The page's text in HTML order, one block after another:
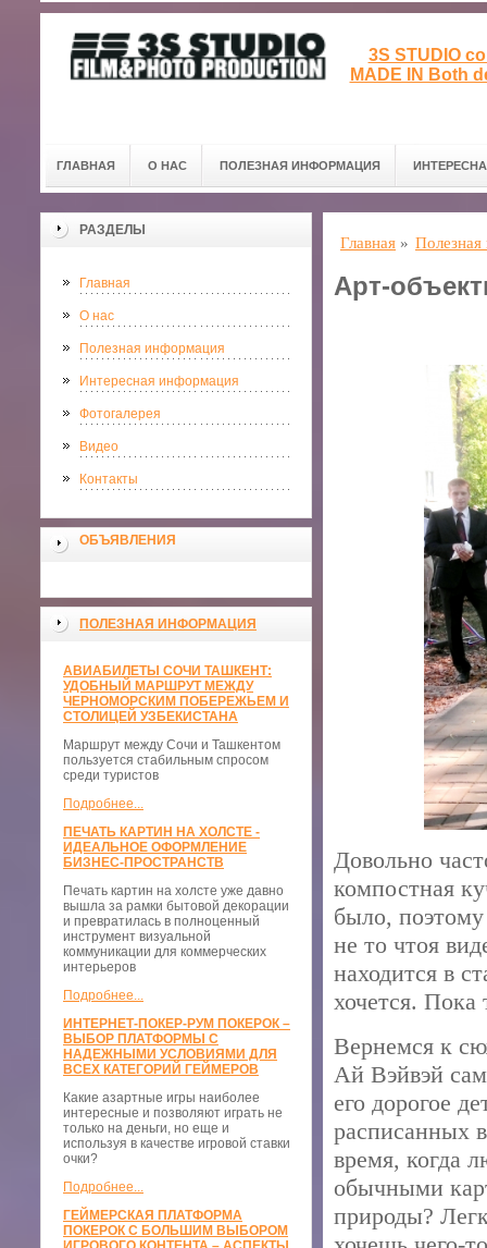
3S STUDIO
MADE IN Both
ГЛАВНАЯ О НАС ПОЛЕЗНАЯ ИНФОРМАЦИЯ
РАЗДЕЛЫ
Главная
О нас
Полезная информация
Интересная информация
Фотогалерея
Видео
Контакты
ОБЪЯВЛЕНИЯ
ПОЛЕЗНАЯ ИНФОРМАЦИЯ
АВИАБИЛЕТЫ СОЧИ ТАШКЕНТ:
УДОБНЫЙ МАРШРУТ МЕЖДУ
ЧЕРНОМОРСКИМ ПОБЕРЕЖЬЕМ И
СТОЛИЦЕЙ УЗБЕКИСТАНА
Маршрут между Сочи и Ташкентом
пользуется стабильным спросом
среди туристов
Подробнее...
ПЕЧАТЬ КАРТИН НА ХОЛСТЕ -
ИДЕАЛЬНОЕ ОФОРМЛЕНИЕ
БИЗНЕС-ПРОСТРАНСТВ
Печать картин на холсте уже давно
вышла за рамки бытовой декорации
и превратилась в полноценный
инструмент визуальной
коммуникации для коммерческих
интерьеров
Подробнее...
ИНТЕРНЕТ-ПОКЕР-РУМ ПОКЕРОК –
ВЫБОР ПЛАТФОРМЫ С
НАДЕЖНЫМИ УСЛОВИЯМИ ДЛЯ
ВСЕХ КАТЕГОРИЙ ГЕЙМЕРОВ
Какие азартные игры наиболее
интересные и позволяют играть не
только на деньги, но еще и
используя в качестве игровой ставки
очки?
Подробнее...
ГЕЙМЕРСКАЯ ПЛАТФОРМА
ПОКЕРОК С БОЛЬШИМ ВЫБОРОМ
Главная »
Арт-
Довольно
компостная
было,
не то чтоя
находится в
хочется. Пока
Вернемся к
Ай Вэйвэй
его дорогое
расписанных
время, когда
обычными
природы?